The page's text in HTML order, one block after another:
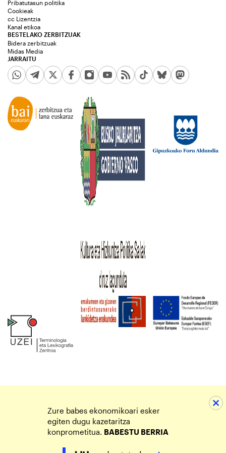
JARRAITU
Pribatutasun politika
Cookieak
cc Lizentzia
Kanal etikoa
BESTELAKO ZERBITZUAK
Bidera zerbitzuak
Midas Media
Zure babes ekonomikoari esker
egiten dugu kazetaritza
konprometitua. BABESTU BERRIA